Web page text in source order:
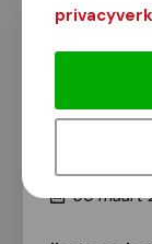
[Column]
naar
wat
30 maart